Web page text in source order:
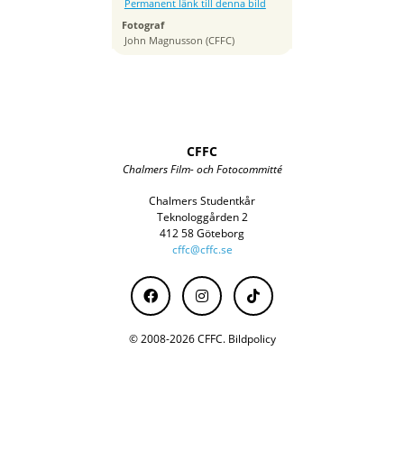
Permanent länk till denna bild
Fotograf
John Magnusson (CFFC)
Brännvidd
75 mm
CFFC
Chalmers Film- och Fotocommitté
Chalmers Studentkår
Teknologgården 2
412 58 Göteborg
cffc@cffc.se
© 2008-2026 CFFC. Bildpolicy